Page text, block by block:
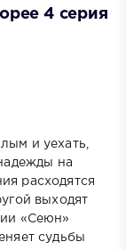
4 серия
и уехать,
на
расходятся
выходят
«Сеюн»
судьбы